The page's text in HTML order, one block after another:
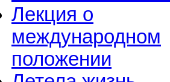
Лекция о
международном
положении